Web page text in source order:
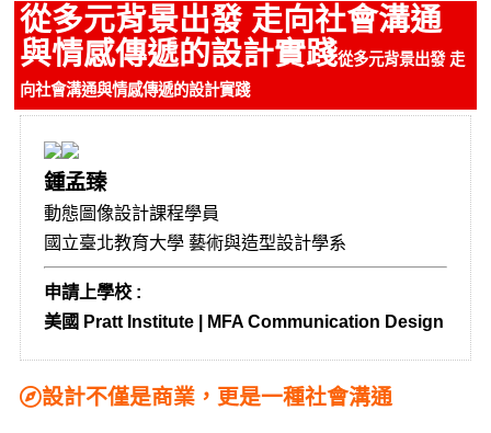
從多元背景出發 走向社會溝通
與情感傳遞的設計實踐從多元背景出發 走
向社會溝通與情感傳遞的設計實踐
鍾孟臻
動態圖像設計課程學員
國立臺北教育大學 藝術與造型設計學系
申請上學校 :
美國 Pratt Institute | MFA Communication Design
設計不僅是商業，更是一種社會溝通